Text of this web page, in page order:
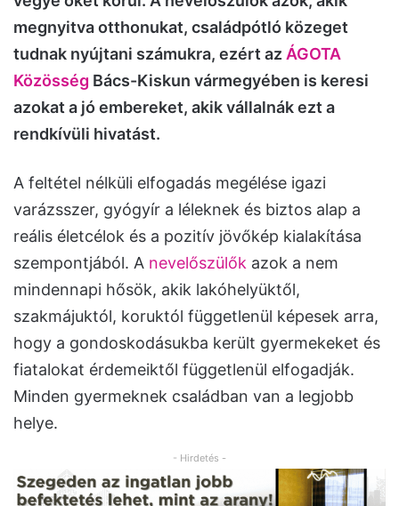
megnyitva otthonukat, családpótló közeget
tudnak nyújtani számukra, ezért az ÁGOTA
Közösség Bács-Kiskun vármegyében is keresi
azokat a jó embereket, akik vállalnák ezt a
rendkívüli hivatást.
A feltétel nélküli elfogadás megélése igazi
varázsszer, gyógyír a léleknek és biztos alap a
reális életcélok és a pozitív jövőkép kialakítása
szempontjából. A nevelőszülők azok a nem
mindennapi hősök, akik lakóhelyüktől,
szakmájuktól, koruktól függetlenül képesek arra,
hogy a gondoskodásukba került gyermekeket és
fiatalokat érdemeiktől függetlenül elfogadják.
Minden gyermeknek családban van a legjobb
helye.
- Hirdetés -